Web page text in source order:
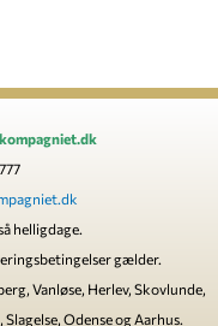
helligdage.
gælder.
Vanløse, Herlev, Skovlunde,
Odense og Aarhus.